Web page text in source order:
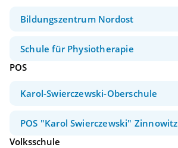
Bildungszentrum Nordost
Schule für Physiotherapie
POS
Karol-Swierczewski-Oberschule
POS "Karol Swierczewski" Zinnowitz
Volksschule